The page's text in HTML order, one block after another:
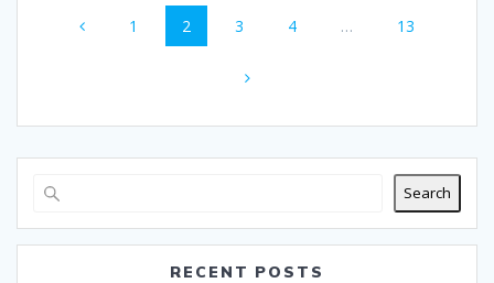
navigation
Page
1 Page
2 Page
3 Page
4 … Page
13
Search
RECENT POSTS